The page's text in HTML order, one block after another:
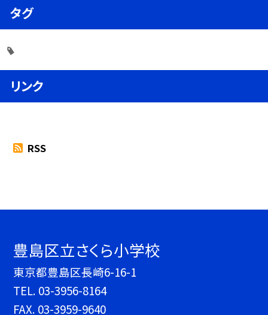
タグ
リンク
RSS
豊島区立さくら小学校
東京都豊島区長崎6-16-1
TEL. 03-3956-8164
FAX. 03-3959-9640